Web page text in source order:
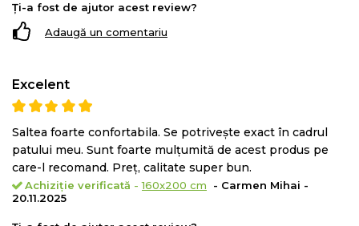
Green Form HD®
Tricot alb PES 100%
Inaltime saltea:
Salteaua este vidata si roluita. Cititi cu atentie
instructiunile de manevrare si despachetare.
Ți-a fost de ajutor acest review?
Adaugă un comentariu
Excelent
Saltea foarte confortabila. Se potrivește exact în cadrul
patului meu. Sunt foarte mulțumită de acest produs pe
care-l recomand. Preț, calitate super bun.
Achiziție verificată -160x200 cm
- Carmen Mihai -
20.11.2025